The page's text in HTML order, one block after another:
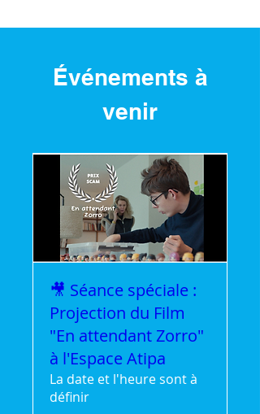
Événements à
venir
🎥 Séance spéciale :
Projection du Film
"En attendant Zorro"
à l'Espace Atipa
La date et l'heure sont à
définir